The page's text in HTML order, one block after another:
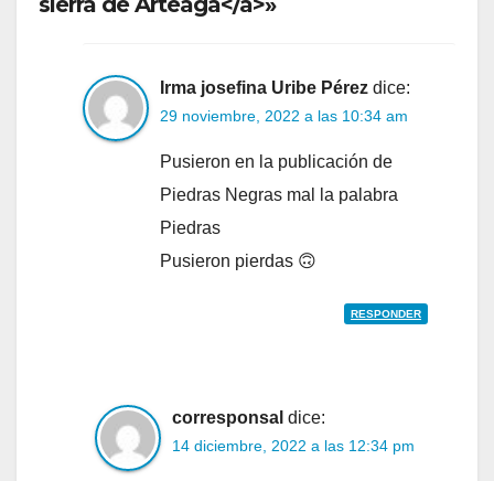
Irma josefina Uribe Pérez dice:
29 noviembre, 2022 a las 10:34 am
Pusieron en la publicación de
Piedras Negras mal la palabra
Piedras
Pusieron pierdas 🙃
RESPONDER
corresponsal dice:
14 diciembre, 2022 a las 12:34 pm